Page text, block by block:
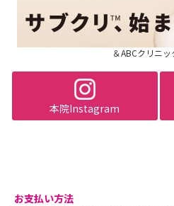
＆ABCクリニ
本院Instagram
お支払い方法